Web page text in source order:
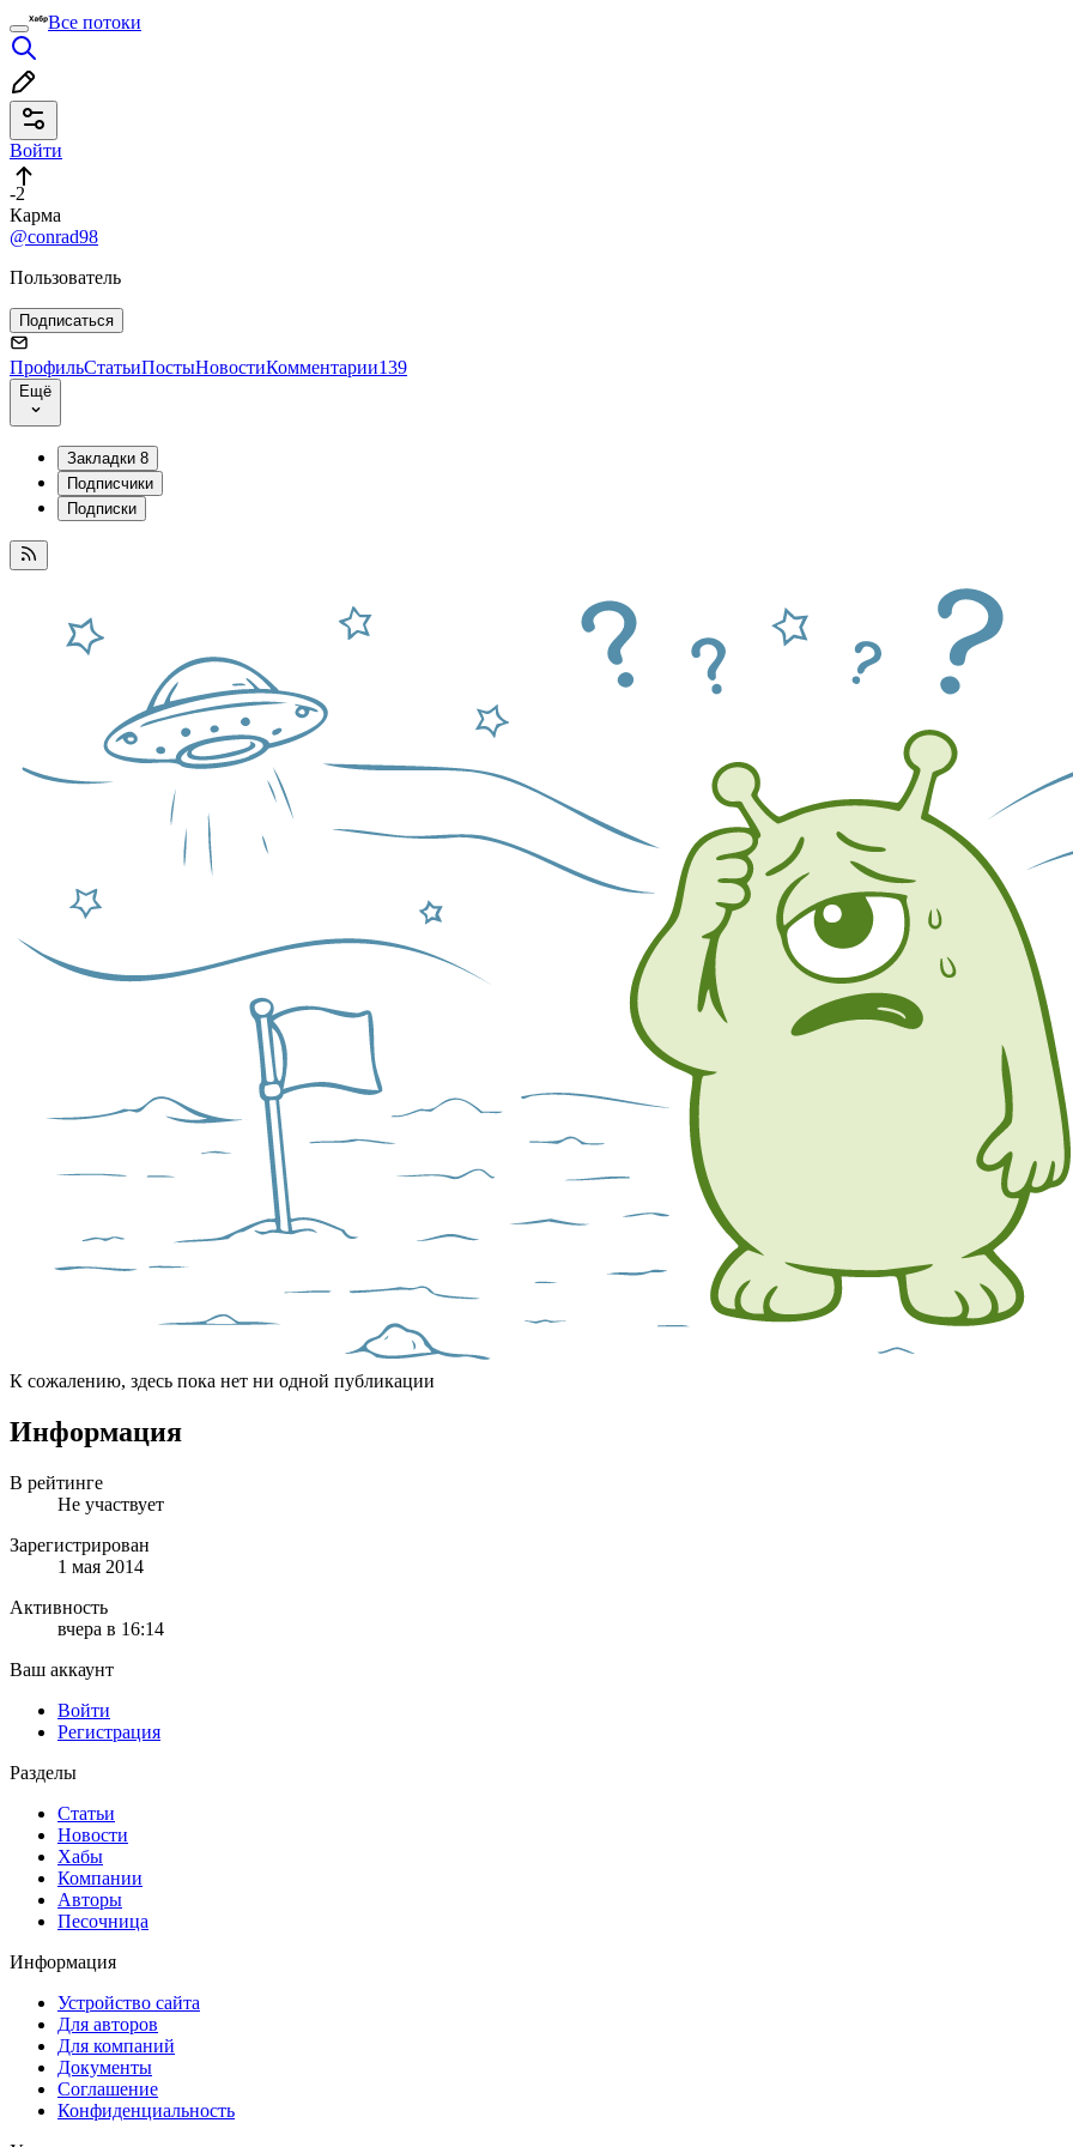
Все потоки
Войти
-2
Карма
@conrad98
Пользователь
Подписаться
ПрофильСтатьиПостыНовостиКомментарии139
Ещё
Закладки 8
Подписчики
Подписки
К сожалению, здесь пока нет ни одной публикации
Информация
В рейтинге
Не участвует
Зарегистрирован
1 мая 2014
Активность
вчера в 16:14
Ваш аккаунт
Войти
Регистрация
Разделы
Статьи
Новости
Хабы
Компании
Авторы
Песочница
Информация
Устройство сайта
Для авторов
Для компаний
Документы
Соглашение
Конфиденциальность